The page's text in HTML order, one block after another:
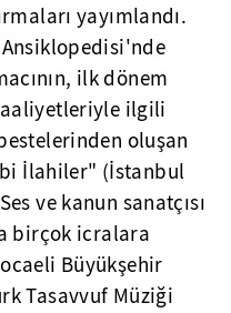
yayımlandı.
ilk dönem
ilgili
oluşan
İlahiler" (İstanbul
ve kanun sanatçısı
birçok icralara
Büyükşehir
Tasavvuf Müziği